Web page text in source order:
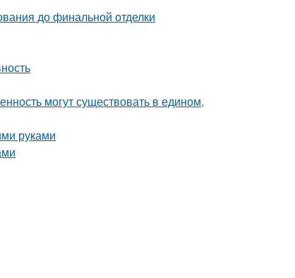
до финальной отделки
могут существовать в едином,
руками